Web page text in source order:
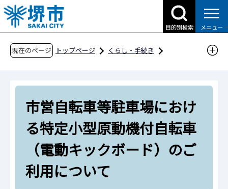
こ
の
ペ
目的別検索 メニュー
現在のページ トップページ
くらし・手続き
自転車対策
市営自転車等駐車場における特定小型原動機付
自転車（電動キックボード）のご利用について
市営自転車等駐車場におけ
る特定小型原動機付自転車
（電動キックボード）のご
利用について